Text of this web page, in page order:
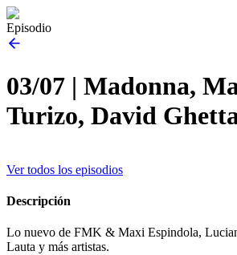
Episodio
03/07 | Madonna,
Turizo, David
Ver todos los episodios
Descripción
Lo nuevo de FMK & Maxi Espindola,
Lauta y más artistas.